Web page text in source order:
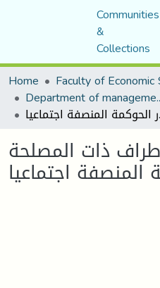
Communities
&
Collections
Home
Department
اجتماعيا
ذات المصلحة
اجتماعيا